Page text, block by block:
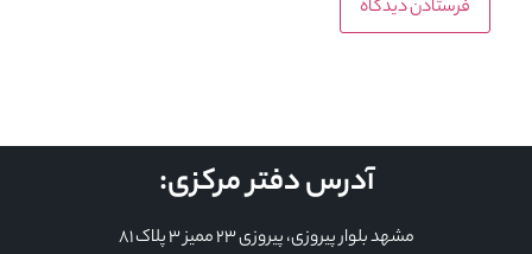
آدرس دفتر مرکزی:
مشهد بلوار پیروزی، پیروزی 23 ممیز 3 پلاک 81